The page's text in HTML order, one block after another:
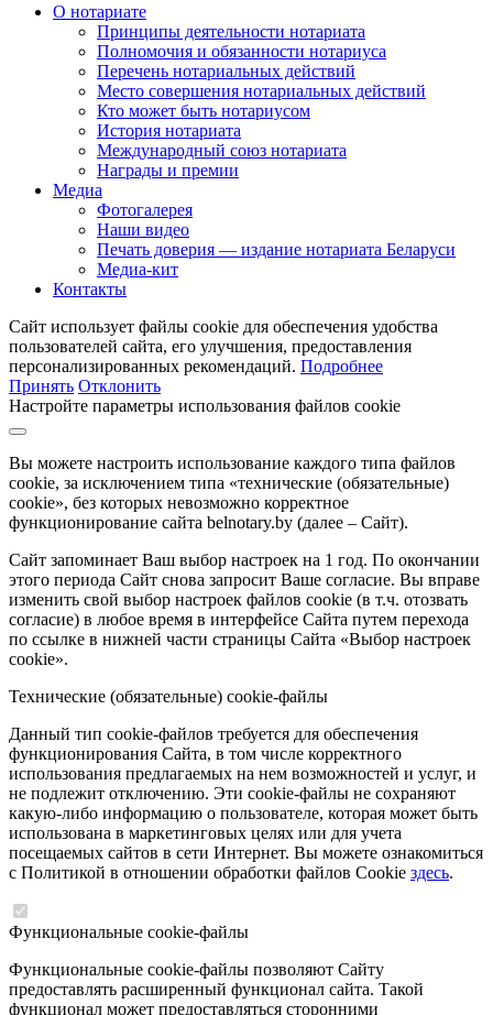
О нотариате
Принципы деятельности нотариата
Полномочия и обязанности нотариуса
Перечень нотариальных действий
Место совершения нотариальных действий
Кто может быть нотариусом
История нотариата
Международный союз нотариата
Награды и премии
Медиа
Фотогалерея
Наши видео
Печать доверия — издание нотариата Беларуси
Медиа-кит
Контакты
Сайт использует файлы cookie для обеспечения удобства
пользователей сайта, его улучшения, предоставления
персонализированных рекомендаций. Подробнее
Принять Отклонить
Настройте параметры использования файлов cookie
Вы можете настроить использование каждого типа файлов
cookie, за исключением типа «технические (обязательные)
cookie», без которых невозможно корректное
функционирование сайта belnotary.by (далее – Сайт).
Сайт запоминает Ваш выбор настроек на 1 год. По окончании
этого периода Сайт снова запросит Ваше согласие. Вы вправе
изменить свой выбор настроек файлов cookie (в т.ч. отозвать
согласие) в любое время в интерфейсе Сайта путем перехода
по ссылке в нижней части страницы Сайта «Выбор настроек
cookie».
Технические (обязательные) cookie-файлы
Данный тип cookie-файлов требуется для обеспечения
функционирования Сайта, в том числе корректного
использования предлагаемых на нем возможностей и услуг, и
не подлежит отключению. Эти cookie-файлы не сохраняют
какую-либо информацию о пользователе, которая может быть
использована в маркетинговых целях или для учета
посещаемых сайтов в сети Интернет. Вы можете ознакомиться
с Политикой в отношении обработки файлов Cookie здесь.
Функциональные cookie-файлы
Функциональные cookie-файлы позволяют Сайту
предоставлять расширенный функционал сайта. Такой
функционал может предоставляться сторонними